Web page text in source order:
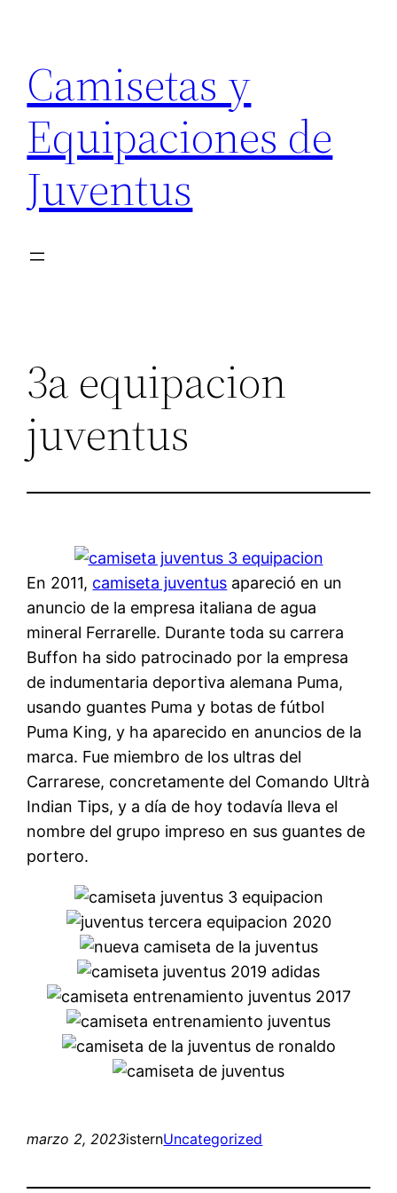
contenido
Camisetas y
Equipaciones de
Juventus
3a equipacion
juventus
En 2011, camiseta juventus apareció en un
anuncio de la empresa italiana de agua
mineral Ferrarelle. Durante toda su carrera
Buffon ha sido patrocinado por la empresa
de indumentaria deportiva alemana Puma,
usando guantes Puma y botas de fútbol
Puma King, y ha aparecido en anuncios de la
marca. Fue miembro de los ultras del
Carrarese, concretamente del Comando Ultrà
Indian Tips, y a día de hoy todavía lleva el
nombre del grupo impreso en sus guantes de
portero.
marzo 2, 2023isternUncategorized